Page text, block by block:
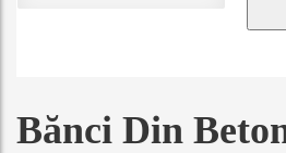
a
z
Bănci Din